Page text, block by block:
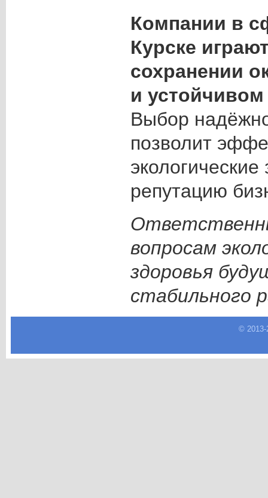
Компании в
Курске
сохранении
и устойчивом
Выбор
позволит
репутацию
вопросам
здоровья
стабильного
© 2013-